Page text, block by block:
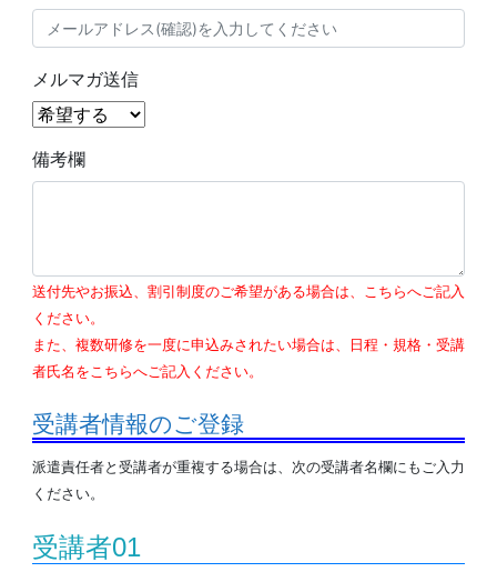
メルマガ送信
備考欄
送付先やお振込、割引制度のご希望がある場合は、こちらへご記入
ください。
また、複数研修を一度に申込みされたい場合は、日程・規格・受講
者氏名をこちらへご記入ください。
受講者情報のご登録
派遣責任者と受講者が重複する場合は、次の受講者名欄にもご入力
ください。
受講者01